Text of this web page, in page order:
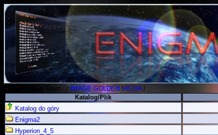
Polish Koders Team /IMAGE GOLDEN MEDIA /
Katalog/Plik
Katalog do góry
Enigma2
Hyperion_4_5